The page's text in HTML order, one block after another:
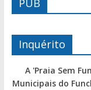
PUB
Inquérito
A 'Praia Sem
Municipais do